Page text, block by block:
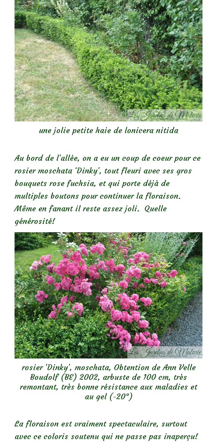
une jolie petite haie de lonicera nitida
Au bord de l’allée, on a eu un coup de coeur pour ce
rosier moschata ‘Dinky’, tout fleuri avec ses gros
bouquets rose fuchsia, et qui porte déjà de
multiples boutons pour continuer la floraison.
Même en fanant il reste assez joli. Quelle
générosité!
rosier ‘Dinky’, moschata, Obtention de Ann Velle
Boudolf (BE) 2002, arbuste de 100 cm, très
remontant, très bonne résistance aux maladies et
au gel (-20°)
La floraison est vraiment spectaculaire, surtout
avec ce coloris soutenu qui ne passe pas inaperçu!